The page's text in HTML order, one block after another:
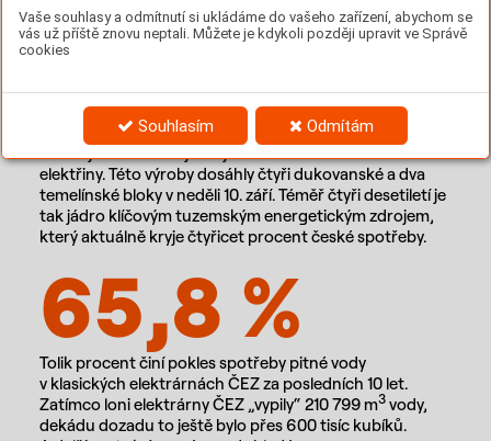
Vaše souhlasy a odmítnutí si ukládáme do vašeho zařízení, abychom se
vás už příště znovu neptali. Můžete je kdykoli později upravit ve Správě
cookies
Souhlasím Odmítám
z uhelných zdrojů ve výši 27 %.
800
elektřiny. Této výroby dosáhly čtyři dukovanské a dva
temelínské bloky v neděli 10. září. Téměř čtyři desetiletí je
tak jádro klíčovým tuzemským energetickým zdrojem,
který aktuálně kryje čtyřicet procent české spotřeby.
65,8 %
Tolik procent činí pokles spotřeby pitné vody
v klasických elektrárnách ČEZ za posledních 10 let.
Zatímco loni elektrárny ČEZ „vypily“ 210 799 m3 vody,
dekádu dozadu to ještě bylo přes 600 tisíc kubíků.